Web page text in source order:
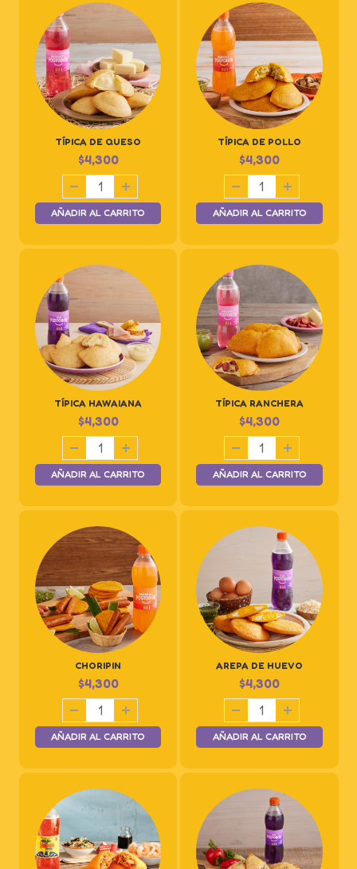
TÍPICA DE QUESO
$4,300
AÑADIR AL CARRITO
TÍPICA DE POLLO
$4,300
AÑADIR AL CARRITO
TÍPICA HAWAIANA
$4,300
AÑADIR AL CARRITO
TÍPICA RANCHERA
$4,300
AÑADIR AL CARRITO
CHORIPIN
$4,300
AÑADIR AL CARRITO
AREPA DE HUEVO
$4,300
AÑADIR AL CARRITO